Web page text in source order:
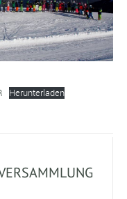
Herunterladen